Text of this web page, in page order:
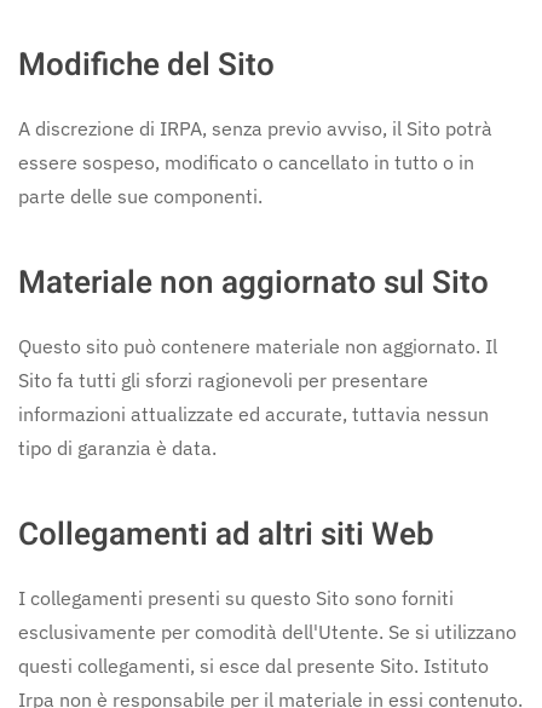
Modifiche del Sito
A discrezione di IRPA, senza previo avviso, il Sito potrà
essere sospeso, modificato o cancellato in tutto o in
parte delle sue componenti.
Materiale non aggiornato sul Sito
Questo sito può contenere materiale non aggiornato. Il
Sito fa tutti gli sforzi ragionevoli per presentare
informazioni attualizzate ed accurate, tuttavia nessun
tipo di garanzia è data.
Collegamenti ad altri siti Web
I collegamenti presenti su questo Sito sono forniti
esclusivamente per comodità dell'Utente. Se si utilizzano
questi collegamenti, si esce dal presente Sito. Istituto
Irpa non è responsabile per il materiale in essi contenuto.